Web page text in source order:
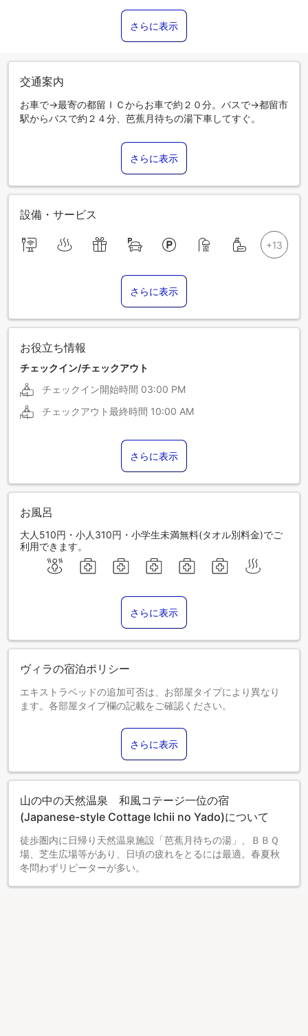
さらに表示
交通案内
お車で→最寄の都留ＩＣからお車で約２０分。バスで→都留市
駅からバスで約２４分、芭蕉月待ちの湯下車してすぐ。
さらに表示
設備・サービス
さらに表示
お役立ち情報
チェックイン/チェックアウト
チェックイン開始時間 03:00 PM
チェックアウト最終時間 10:00 AM
さらに表示
お風呂
大人510円・小人310円・小学生未満無料(タオル別料金)でご
利用できます。
さらに表示
ヴィラの宿泊ポリシー
エキストラベッドの追加可否は、お部屋タイプにより異なり
ます。各部屋タイプ欄の記載をご確認ください。
さらに表示
山の中の天然温泉 和風コテージ一位の宿
(Japanese-style Cottage Ichii no Yado)について
徒歩圏内に日帰り天然温泉施設「芭蕉月待ちの湯」、ＢＢＱ
場、芝生広場等があり、日頃の疲れをとるには最適。春夏秋
冬問わずリピーターが多い。